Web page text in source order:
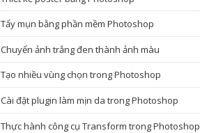
Tẩy mụn bằng phần mềm Photoshop
Chuyển ảnh trắng đen thành ảnh màu
Tạo nhiều vùng chọn trong Photoshop
Cài đặt plugin làm mịn da trong Photoshop
Thực hành công cụ Transform trong Photoshop